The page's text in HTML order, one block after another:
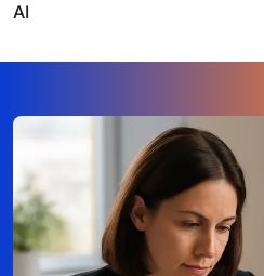
AI